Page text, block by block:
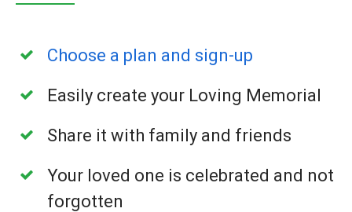
Choose a plan and sign-up
Easily create your Loving Memorial
Share it with family and friends
Your loved one is celebrated and not
forgotten